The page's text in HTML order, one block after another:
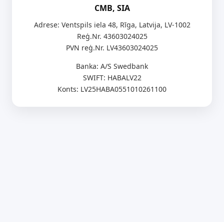
CMB, SIA
Adrese: Ventspils iela 48, Rīga, Latvija, LV-1002
Reģ.Nr. 43603024025
PVN reģ.Nr. LV43603024025
Banka: A/S Swedbank
SWIFT: HABALV22
Konts: LV25HABA0551010261100